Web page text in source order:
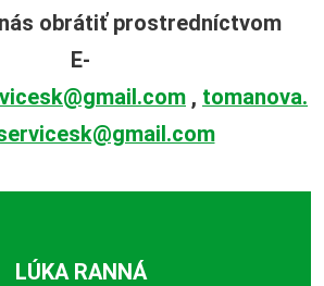
obrátiť prostredníctvom
E-
, tomanova.
LÚKA RANNÁ